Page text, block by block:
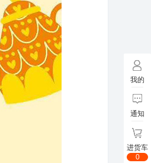
我的
通知
进货车
0